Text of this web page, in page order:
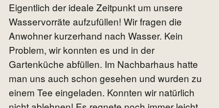
Eigentlich der ideale Zeitpunkt um unsere
Wasservorräte aufzufüllen! Wir fragen die
Anwohner kurzerhand nach Wasser. Kein
Problem, wir konnten es und in der
Gartenküche abfüllen. Im Nachbarhaus hatte
man uns auch schon gesehen und wurden zu
einem Tee eingeladen. Konnten wir natürlich